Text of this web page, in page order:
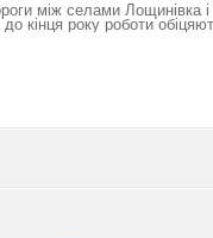
між селами Лощинівка
кінця року роботи